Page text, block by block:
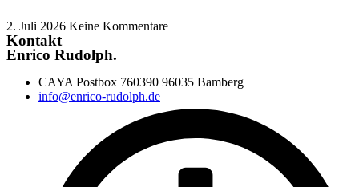
2. Juli 2026 Keine Kommentare
Kontakt
Enrico Rudolph.
CAYA Postbox 760390 96035 Bamberg
info@enrico-rudolph.de